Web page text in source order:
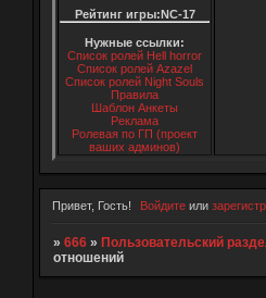
Рейтинг игры:NC-17
Нужные ссылки:
Список ролей Hell horror
Список ролей Azazel
Список ролей Night Souls
Правила
Шаблон Анкеты
Реклама
Ролевая по ГП (проект
ваших админов)
Привет, Гость! Войдите или
» 666 » Пользовательский
отношений